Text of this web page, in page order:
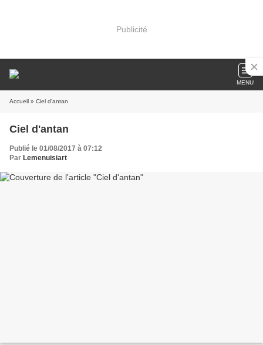
Publicité
MENU
Accueil » Ciel d'antan
Ciel d'antan
Publié le 01/08/2017 à 07:12
Par Lemenuisiart